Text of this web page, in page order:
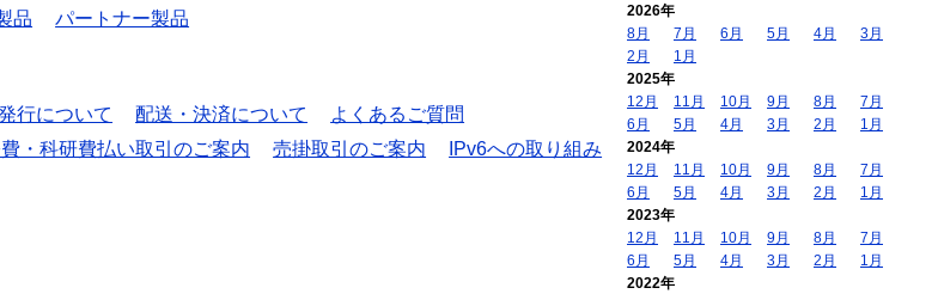
品 パートナー製品
行について 配送・決済について
よくあるご質問
・科研費払い取引のご案内 売掛取引のご案内
IPv6への取り組み
2026年
8月
7月 6月 5月 4月
3月
2月
1月
2025年
12月
11月 10月 9月 8月
7月
6月
5月 4月 3月 2月
1月
2024年
12月
11月 10月 9月 8月
7月
6月
5月 4月 3月 2月
1月
2023年
12月
11月 10月 9月 8月
7月
6月
5月 4月 3月 2月
1月
2022年